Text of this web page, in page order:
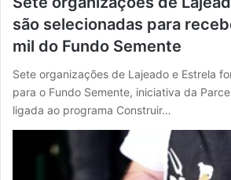
são selecionadas para
mil do Fundo Semente
Sete organizações de Lajeado e Estrela
para o Fundo Semente, iniciativa da
ligada ao programa Construir…